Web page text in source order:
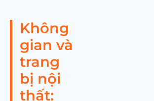
Không
gian và
trang
bị nội
thất: